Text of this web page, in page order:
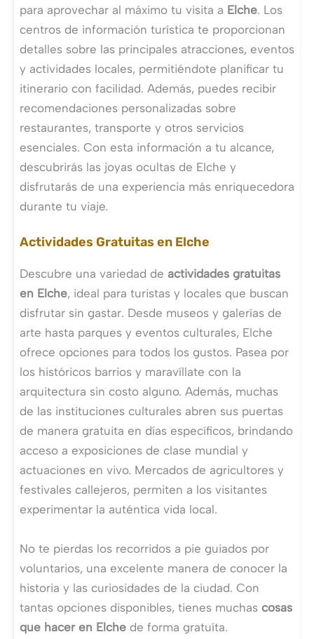
para aprovechar al máximo tu visita a Elche. Los
centros de información turística te proporcionan
detalles sobre las principales atracciones, eventos
y actividades locales, permitiéndote planificar tu
itinerario con facilidad. Además, puedes recibir
recomendaciones personalizadas sobre
restaurantes, transporte y otros servicios
esenciales. Con esta información a tu alcance,
descubrirás las joyas ocultas de Elche y
disfrutarás de una experiencia más enriquecedora
durante tu viaje.
Actividades Gratuitas en Elche
Descubre una variedad de actividades gratuitas
en Elche, ideal para turistas y locales que buscan
disfrutar sin gastar. Desde museos y galerías de
arte hasta parques y eventos culturales, Elche
ofrece opciones para todos los gustos. Pasea por
los históricos barrios y maravíllate con la
arquitectura sin costo alguno. Además, muchas
de las instituciones culturales abren sus puertas
de manera gratuita en días específicos, brindando
acceso a exposiciones de clase mundial y
actuaciones en vivo. Mercados de agricultores y
festivales callejeros, permiten a los visitantes
experimentar la auténtica vida local.
No te pierdas los recorridos a pie guiados por
voluntarios, una excelente manera de conocer la
historia y las curiosidades de la ciudad. Con
tantas opciones disponibles, tienes muchas cosas
que hacer en Elche de forma gratuíta.